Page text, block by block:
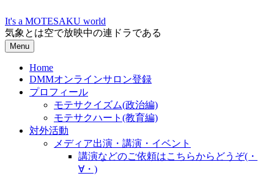
to
content
It's a MOTESAKU world
気象とは空で放映中の連ドラである
Menu
Home
DMMオンラインサロン登録
プロフィール
モテサクイズム(政治編)
モテサクハート(教育編)
対外活動
メディア出演・講演・イベント
講演などのご依頼はこちらからどうぞ(・
∀・)